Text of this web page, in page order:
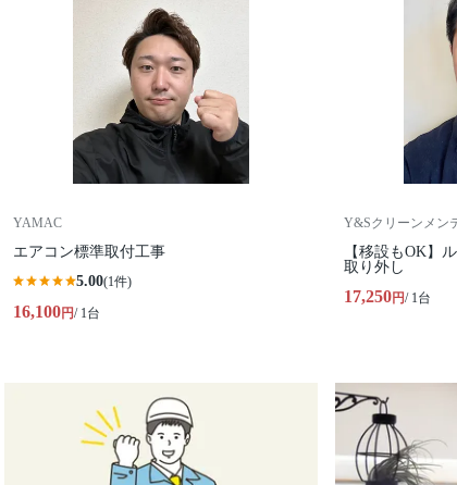
YAMAC
エアコン標準取付工事
5.00(1件)
16,100円/ 1台
Y&Sクリーンメン
【移設もOK】
取り外し
17,250円/ 1台